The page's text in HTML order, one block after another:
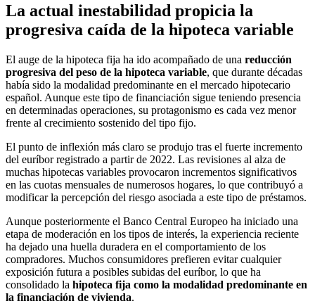
La actual inestabilidad propicia la
progresiva caída de la hipoteca variable
El auge de la hipoteca fija ha ido acompañado de una reducción
progresiva del peso de la hipoteca variable, que durante décadas
había sido la modalidad predominante en el mercado hipotecario
español. Aunque este tipo de financiación sigue teniendo presencia
en determinadas operaciones, su protagonismo es cada vez menor
frente al crecimiento sostenido del tipo fijo.
El punto de inflexión más claro se produjo tras el fuerte incremento
del euríbor registrado a partir de 2022. Las revisiones al alza de
muchas hipotecas variables provocaron incrementos significativos
en las cuotas mensuales de numerosos hogares, lo que contribuyó a
modificar la percepción del riesgo asociada a este tipo de préstamos.
Aunque posteriormente el Banco Central Europeo ha iniciado una
etapa de moderación en los tipos de interés, la experiencia reciente
ha dejado una huella duradera en el comportamiento de los
compradores. Muchos consumidores prefieren evitar cualquier
exposición futura a posibles subidas del euríbor, lo que ha
consolidado la hipoteca fija como la modalidad predominante en
la financiación de vivienda.